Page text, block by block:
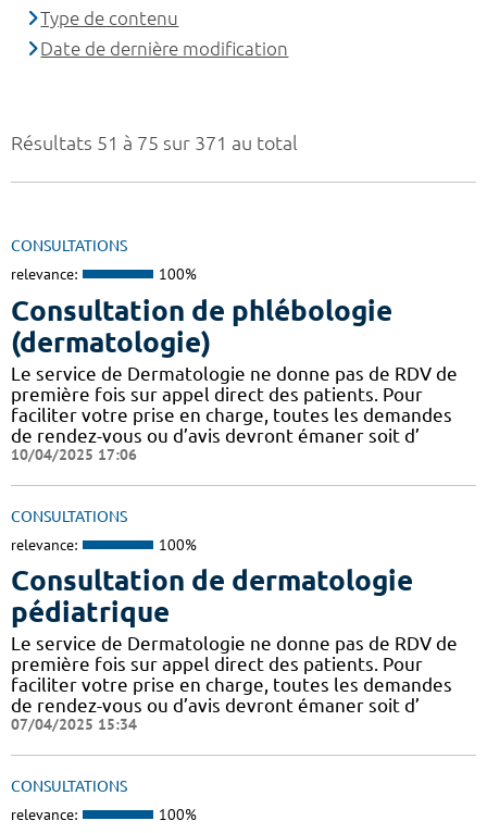
Résultats 51 à 75 sur 371 au total
CONSULTATIONS
relevance: 100%
Consultation de phlébologie
(dermatologie)
Le service de Dermatologie ne donne pas de RDV de
première fois sur appel direct des patients. Pour
faciliter votre prise en charge, toutes les demandes
de rendez-vous ou d’avis devront émaner soit d’
10/04/2025 17:06
CONSULTATIONS
relevance: 100%
Consultation de dermatologie
pédiatrique
Le service de Dermatologie ne donne pas de RDV de
première fois sur appel direct des patients. Pour
faciliter votre prise en charge, toutes les demandes
de rendez-vous ou d’avis devront émaner soit d’
07/04/2025 15:34
CONSULTATIONS
relevance: 100%
Type de contenu
Date de dernière modification